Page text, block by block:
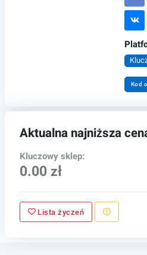
Kod
Aktualna najniższa
Kluczowy sklep:
0.00 zł
Lista życzeń